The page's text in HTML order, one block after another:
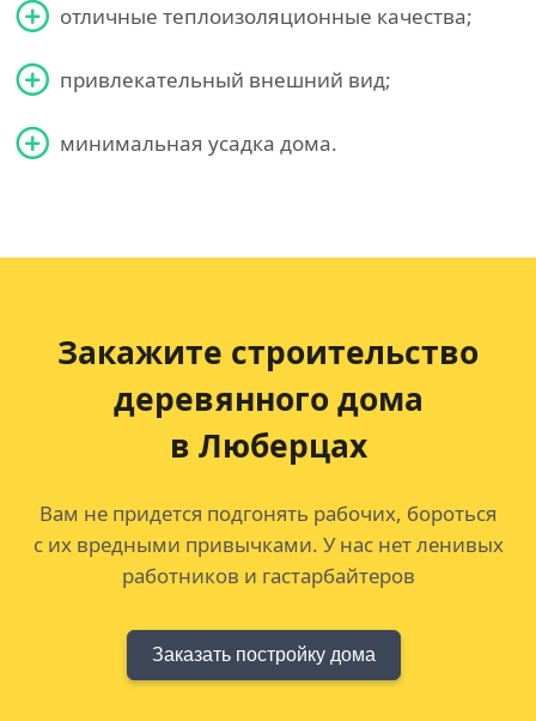
отличные теплоизоляционные качества;
привлекательный внешний вид;
минимальная усадка дома.
Закажите строительство
деревянного дома
в Люберцах
Вам не придется подгонять рабочих, бороться
с их вредными привычками. У нас нет ленивых
работников и гастарбайтеров
Заказать постройку дома